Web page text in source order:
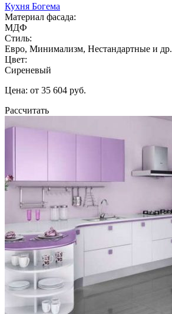
Кухня Богема
Материал фасада:
МДФ
Стиль:
Евро, Минимализм, Нестандартные и др.
Цвет:
Сиреневый
Цена: от 35 604 руб.
Рассчитать